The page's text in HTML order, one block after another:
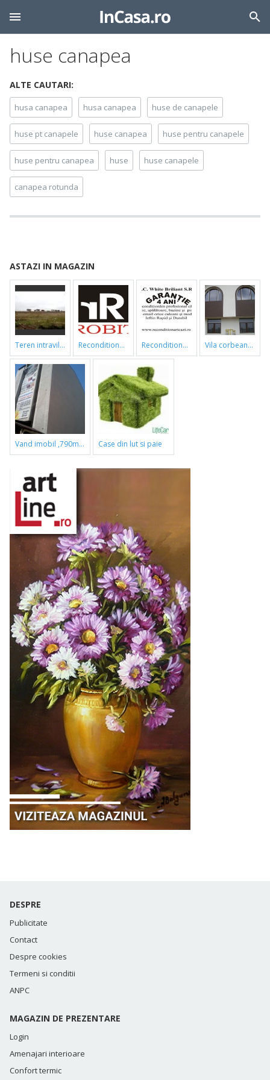
huse canapea
ALTE CAUTARI:
husa canapea husa canapea huse de canapele
huse pt canapele huse canapea huse pentru canapele
huse pentru canapea huse huse canapele
canapea rotunda
ASTAZI IN MAGAZIN
teren intravilan reconditionari cazi de baie reconditionari cazi de baie vila corbeanca
vand imobil ,790m,piata gorjului,pret negociabil case din lut si paie
DESPRE
Publicitate
Contact
Despre cookies
Termeni si conditii
ANPC
MAGAZIN DE PREZENTARE
Login
Amenajari interioare
Confort termic